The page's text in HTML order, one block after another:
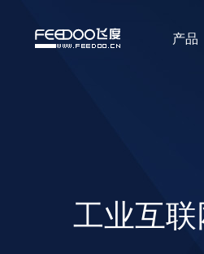
产品
工业互联